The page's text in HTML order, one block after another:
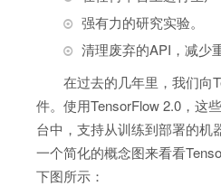
强有力的研究实验。
清理废弃的API，减少
在过去的几年里，我们向
件。使用TensorFlow 2.0，这
台中，支持从训练到部署的机
一个简化的概念图来看看
下图所示：